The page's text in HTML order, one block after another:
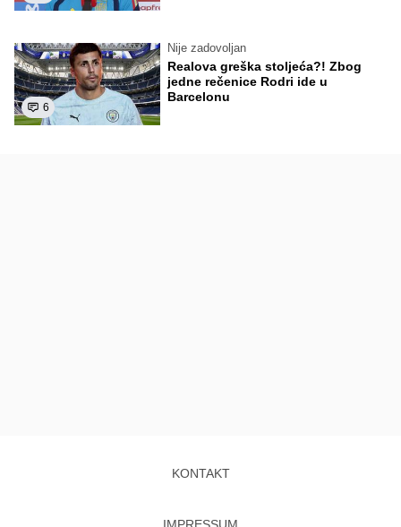
6
Nije zadovoljan
Realova greška stoljeća?! Zbog
jedne rečenice Rodri ide u
Barcelonu
KONTAKT
IMPRESSUM